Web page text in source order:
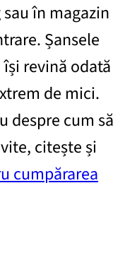
în magazin
Șansele
revină odată
de mici.
despre cum să
citește și
cumpărarea